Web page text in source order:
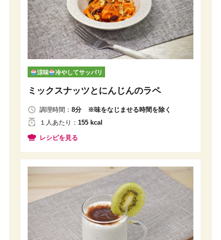
涼味 冷やしてサッパリ
ミックスナッツとにんじんのラペ
調理時間： 8分 ※味をなじませる時間を除く
１人あたり ： 155 kcal
レシピを見る